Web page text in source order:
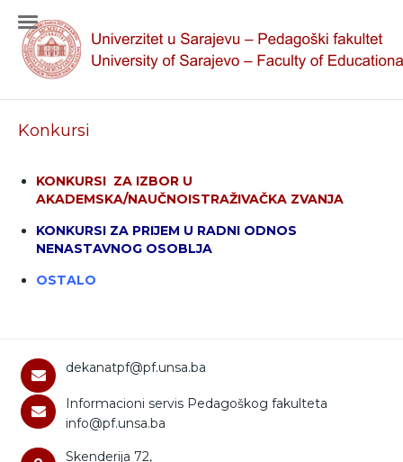
Konkursi
KONKURSI ZA IZBOR U
AKADEMSKA/NAUČNOISTRAŽIVAČKA ZVANJA
KONKURSI ZA PRIJEM U RADNI ODNOS
NENASTAVNOG OSOBLJA
OSTALO
dekanatpf@pf.unsa.ba
Informacioni servis Pedagoškog fakulteta
info@pf.unsa.ba
Skenderija 72,